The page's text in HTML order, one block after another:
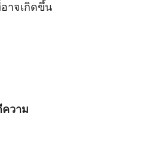
าจเกิดขึ้น
วาม